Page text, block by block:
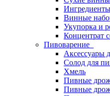
Винные
Укупорка и
Концентрат
Пивоварение
Аксессуары
Солод для
Хмель
Пивные
Пивные